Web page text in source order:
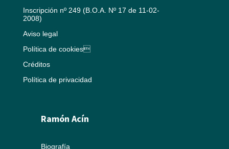
Inscripción nº 249 (B.O.A. Nº 17 de 11-02-
2008)
Aviso legal
Política de cookies
Créditos
Política de privacidad
Ramón Acín
Biografía